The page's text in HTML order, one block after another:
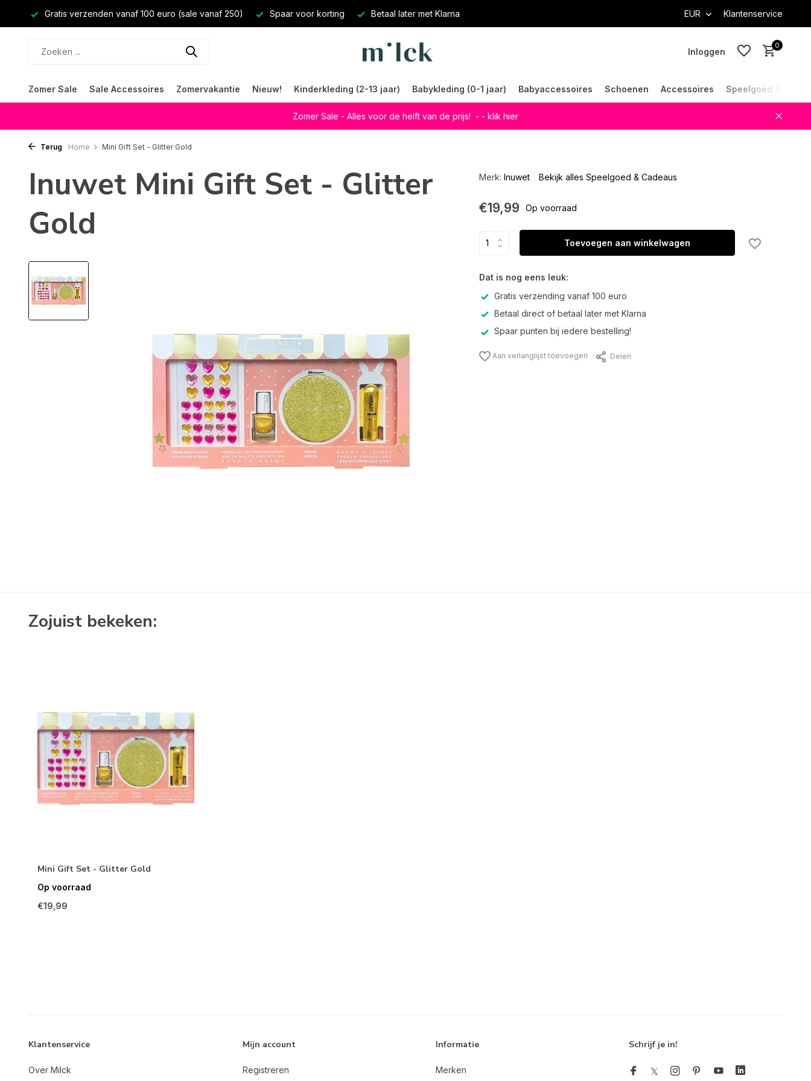
Gratis verzenden vanaf 100 euro (sale vanaf 250) Spaar voor korting Betaal later met Klarna EUR Klantenservice
Inloggen
0
Zomer Sale Sale Accessoires Zomervakantie Nieuw! Kinderkleding (2-13 jaar) Babykleding (0-1 jaar) Babyaccessoires Schoenen Accessoires Speelgoed &
Zomer Sale - Alles voor de helft van de prijs! - - klik hier
Terug Home Mini Gift Set - Glitter Gold
Inuwet Mini Gift Set - Glitter
Gold
Merk: Inuwet Bekijk alles Speelgoed & Cadeaus
€19,99 Op voorraad
Toevoegen aan winkelwagen
Dat is nog eens leuk:
Gratis verzending vanaf 100 euro
Betaal direct of betaal later met Klarna
Spaar punten bij iedere bestelling!
Aan verlanglijst toevoegen Delen
Zojuist bekeken:
Mini Gift Set - Glitter Gold
Op voorraad
€19,99
Klantenservice
Over Milck
Mijn account
Registreren
Informatie
Merken
Schrijf je in!